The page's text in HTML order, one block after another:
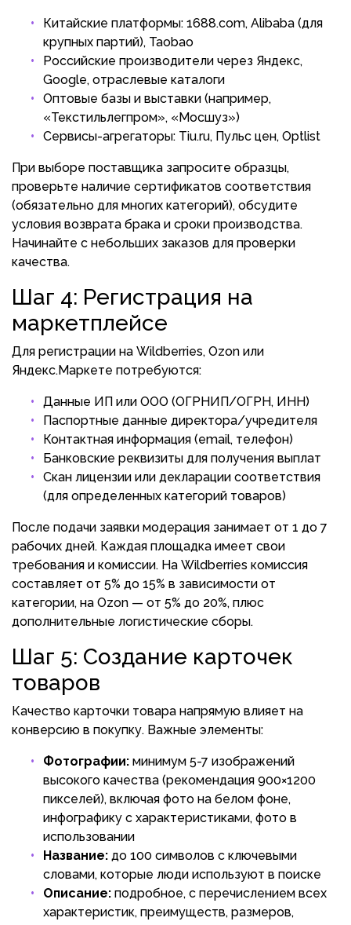
Китайские платформы: 1688.com, Alibaba (для
крупных партий), Taobao
Российские производители через Яндекс,
Google, отраслевые каталоги
Оптовые базы и выставки (например,
«Текстильлегпром», «Мосшуз»)
Сервисы-агрегаторы: Tiu.ru, Пульс цен, Optlist
При выборе поставщика запросите образцы,
проверьте наличие сертификатов соответствия
(обязательно для многих категорий), обсудите
условия возврата брака и сроки производства.
Начинайте с небольших заказов для проверки
качества.
Шаг 4: Регистрация на
маркетплейсе
Для регистрации на Wildberries, Ozon или
Яндекс.Маркете потребуются:
Данные ИП или ООО (ОГРНИП/ОГРН, ИНН)
Паспортные данные директора/учредителя
Контактная информация (email, телефон)
Банковские реквизиты для получения выплат
Скан лицензии или декларации соответствия
(для определенных категорий товаров)
После подачи заявки модерация занимает от 1 до 7
рабочих дней. Каждая площадка имеет свои
требования и комиссии. На Wildberries комиссия
составляет от 5% до 15% в зависимости от
категории, на Ozon — от 5% до 20%, плюс
дополнительные логистические сборы.
Шаг 5: Создание карточек
товаров
Качество карточки товара напрямую влияет на
конверсию в покупку. Важные элементы:
Фотографии: минимум 5-7 изображений
высокого качества (рекомендация 900×1200
пикселей), включая фото на белом фоне,
инфографику с характеристиками, фото в
использовании
Название: до 100 символов с ключевыми
словами, которые люди используют в поиске
Описание: подробное, с перечислением всех
характеристик, преимуществ, размеров,